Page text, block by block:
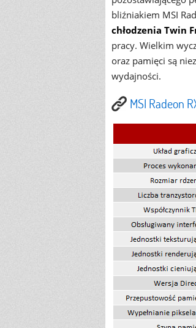
bliźniakiem MSI
chłodzenia Twin
pracy. Wielkim
oraz pamięci są
wydajności.
MSI Radeon